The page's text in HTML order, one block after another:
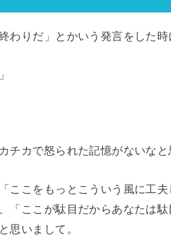
わりだ」とかいう発言をした時
カで怒られた記憶がないなと
こをもっとこういう風に工夫
「ここが駄目だからあなたは駄
思いまして。